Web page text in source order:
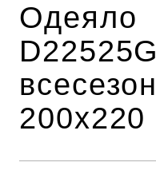
Одеяло
200х220